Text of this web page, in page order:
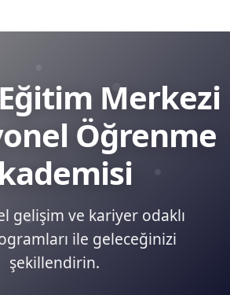
Merkezi
Öğrenme
gelişim ve kariyer odaklı
ile geleceğinizi
şekillendirin.